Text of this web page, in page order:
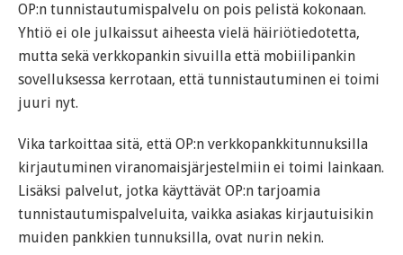
OP:n tunnistautumispalvelu on pois pelistä kokonaan.
Yhtiö ei ole julkaissut aiheesta vielä häiriötiedotetta,
mutta sekä verkkopankin sivuilla että mobiilipankin
sovelluksessa kerrotaan, että tunnistautuminen ei toimi
juuri nyt.
Vika tarkoittaa sitä, että OP:n verkkopankkitunnuksilla
kirjautuminen viranomaisjärjestelmiin ei toimi lainkaan.
Lisäksi palvelut, jotka käyttävät OP:n tarjoamia
tunnistautumispalveluita, vaikka asiakas kirjautuisikin
muiden pankkien tunnuksilla, ovat nurin nekin.